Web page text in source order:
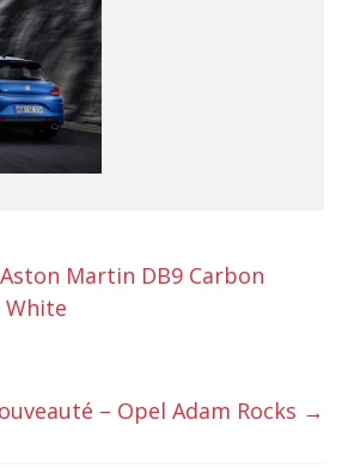
Martin DB9 Carbon
White
– Opel Adam Rocks →